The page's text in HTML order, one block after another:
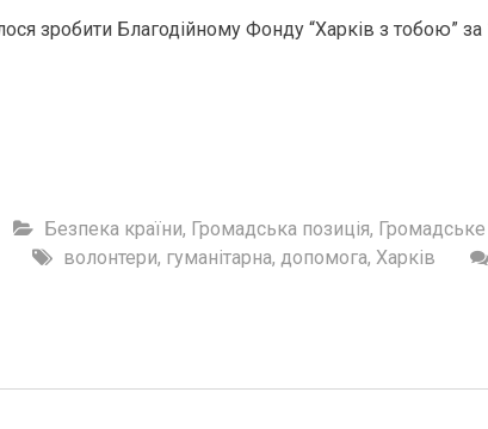
зробити Благодійному Фонду “Харків з тобою” за
Безпека країни, Громадська позиція, Громадське
волонтери, гуманітарна, допомога, Харків